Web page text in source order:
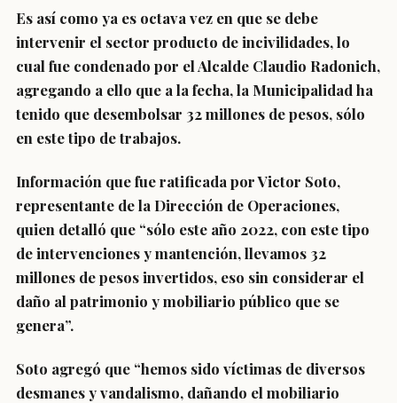
Es así como ya es octava vez en que se debe
intervenir el sector producto de incivilidades, lo
cual fue condenado por el Alcalde Claudio Radonich,
agregando a ello que a la fecha, la Municipalidad ha
tenido que desembolsar 32 millones de pesos, sólo
en este tipo de trabajos.
Información que fue ratificada por Victor Soto,
representante de la Dirección de Operaciones,
quien detalló que “sólo este año 2022, con este tipo
de intervenciones y mantención, llevamos 32
millones de pesos invertidos, eso sin considerar el
daño al patrimonio y mobiliario público que se
genera”.
Soto agregó que “hemos sido víctimas de diversos
desmanes y vandalismo, dañando el mobiliario